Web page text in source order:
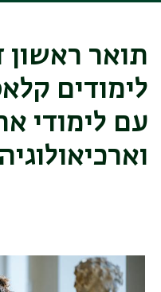
תואר ראשון
לימודים
עם לימודי
וארכיאולוגיה